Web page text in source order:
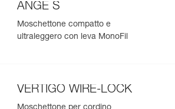
ANGE S
Moschettone compatto e
ultraleggero con leva MonoFil
VERTIGO WIRE-LOCK